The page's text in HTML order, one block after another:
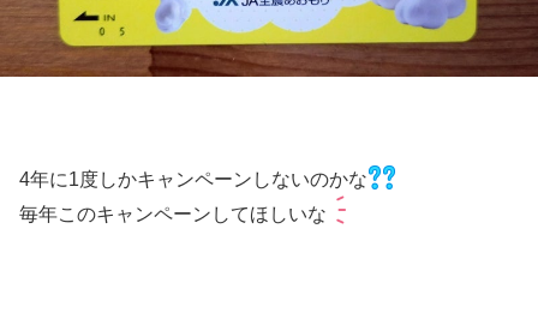
4年に1度しかキャンペーンしないのかな
毎年このキャンペーンしてほしいな